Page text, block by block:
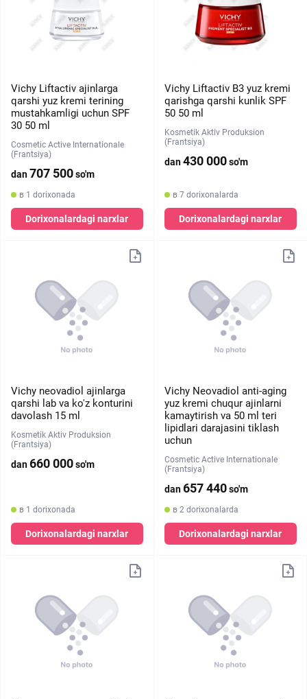
Vichy Liftactiv ajinlarga
qarshi yuz kremi terining
mustahkamligi uchun SPF
30 50 ml
Cosmetic Active Internationale
(Frantsiya)
dan707 500so'm
в 1 dorixonada
Dorixonalardagi narxlar
Vichy Liftactiv B3 yuz kremi
qarishga qarshi kunlik SPF
50 50 ml
Kosmetik Aktiv Produksion
(Frantsiya)
dan430 000so'm
в 7 dorixonalarda
Dorixonalardagi narxlar
Vichy neovadiol ajinlarga
qarshi lab va ko'z konturini
davolash 15 ml
Kosmetik Aktiv Produksion
(Frantsiya)
dan660 000so'm
в 1 dorixonada
Dorixonalardagi narxlar
Vichy Neovadiol anti-aging
yuz kremi chuqur ajinlarni
kamaytirish va 50 ml teri
lipidlari darajasini tiklash
uchun
Cosmetic Active Internationale
(Frantsiya)
dan657 440so'm
в 2 dorixonalarda
Dorixonalardagi narxlar